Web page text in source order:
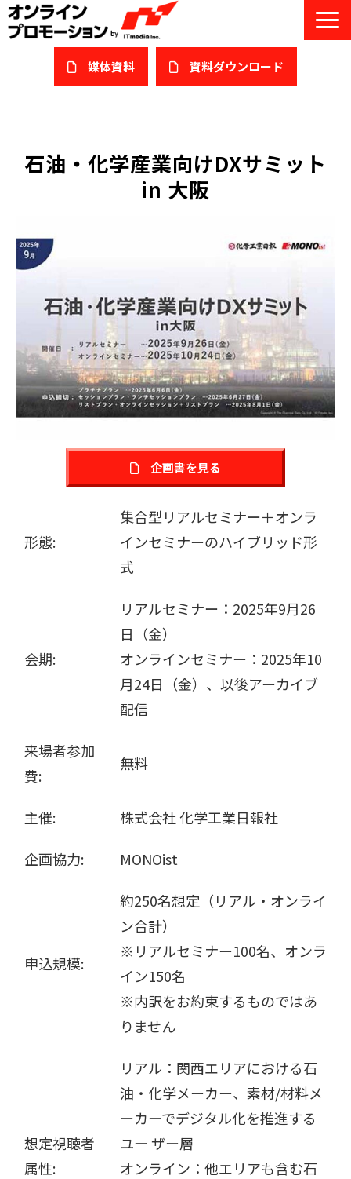
媒体資料 ​資料ダウンロード
私たちについて
サービスガイド/お役立ち資料
導入事例
セミナー情報/ブログ
販売パートナー募集
石油・化学産業向けDXサミット
in 大阪
企画書を見る
形態:
集合型リアルセミナー＋オンラ
インセミナーのハイブリッド形
式
会期:
リアルセミナー：2025年9月26
日（金）
オンラインセミナー：2025年10
月24日（金）、以後アーカイブ
配信
来場者参加
費:
無料
主催: 株式会社 化学工業日報社
企画協力: MONOist
申込規模:
約250名想定（リアル・オンライ
ン合計）
※リアルセミナー100名、オンラ
イン150名
※内訳をお約束するものではあ
りません
想定視聴者
属性:
リアル：関西エリアにおける石
油・化学メーカー、素材/材料メ
ーカーでデジタル化を推進する
ユー ザー層
オンライン：他エリアも含む石